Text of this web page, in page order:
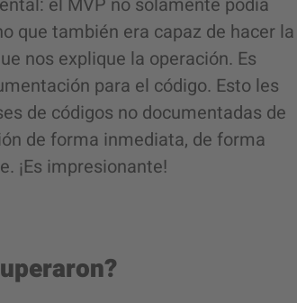
que también era capaz de hacer la
nos explique la operación. Es
para el código. Esto les
de códigos no documentadas de
de forma inmediata, de forma
¡Es impresionante!